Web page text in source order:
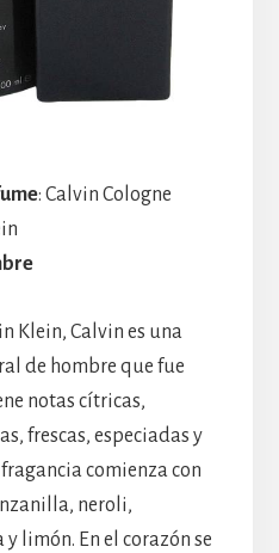
: Calvin Cologne
Klein, Calvin es una
de hombre que fue
notas cítricas,
frescas, especiadas y
comienza con
neroli,
limón. En el corazón se